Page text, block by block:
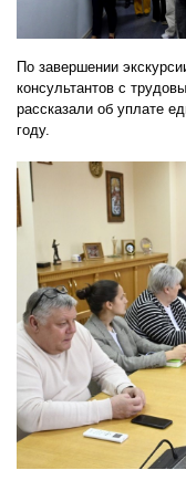
По завершении
консультантов с
рассказали об уплате
году.